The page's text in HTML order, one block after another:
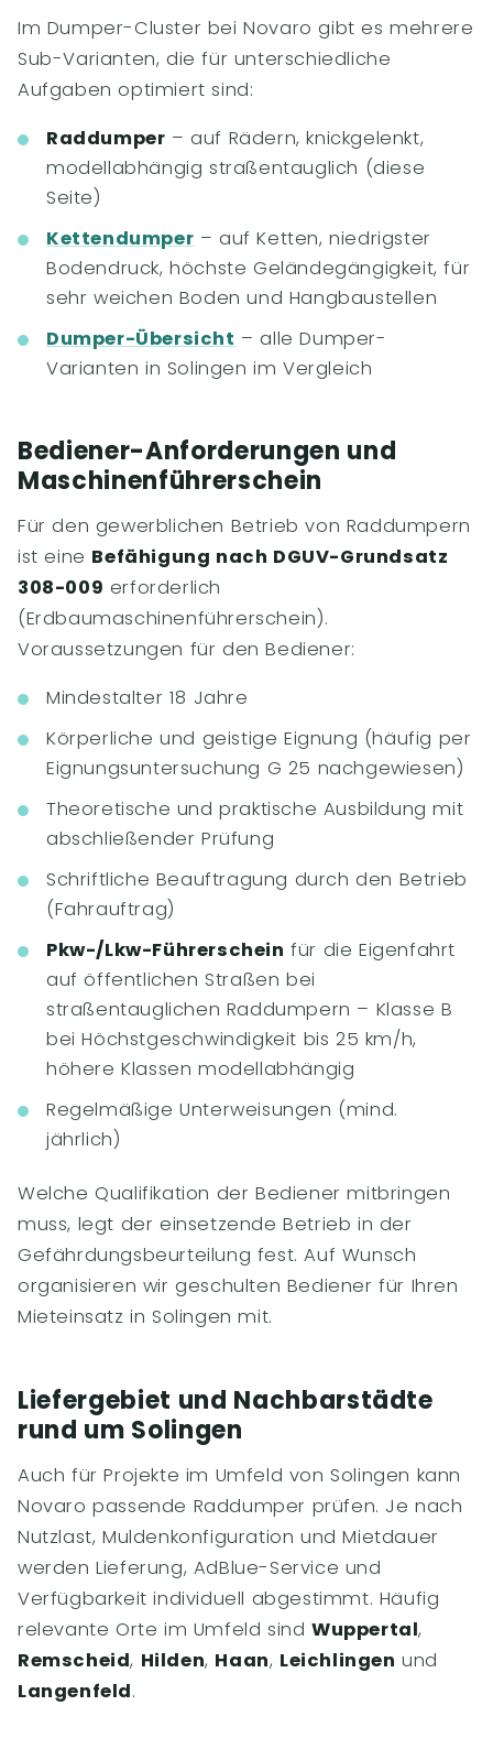
Im Dumper-Cluster bei Novaro gibt es mehrere
Sub-Varianten, die für unterschiedliche
Aufgaben optimiert sind:
Raddumper – auf Rädern, knickgelenkt,
modellabhängig straßentauglich (diese
Seite)
Kettendumper – auf Ketten, niedrigster
Bodendruck, höchste Geländegängigkeit, für
sehr weichen Boden und Hangbaustellen
Dumper-Übersicht – alle Dumper-
Varianten in Solingen im Vergleich
Bediener-Anforderungen und
Maschinenführerschein
Für den gewerblichen Betrieb von Raddumpern
ist eine Befähigung nach DGUV-Grundsatz
308-009 erforderlich
(Erdbaumaschinenführerschein).
Voraussetzungen für den Bediener:
Mindestalter 18 Jahre
Körperliche und geistige Eignung (häufig per
Eignungsuntersuchung G 25 nachgewiesen)
Theoretische und praktische Ausbildung mit
abschließender Prüfung
Schriftliche Beauftragung durch den Betrieb
(Fahrauftrag)
Pkw-/Lkw-Führerschein für die Eigenfahrt
auf öffentlichen Straßen bei
straßentauglichen Raddumpern – Klasse B
bei Höchstgeschwindigkeit bis 25 km/h,
höhere Klassen modellabhängig
Regelmäßige Unterweisungen (mind.
jährlich)
Welche Qualifikation der Bediener mitbringen
muss, legt der einsetzende Betrieb in der
Gefährdungsbeurteilung fest. Auf Wunsch
organisieren wir geschulten Bediener für Ihren
Mieteinsatz in Solingen mit.
Liefergebiet und Nachbarstädte
rund um Solingen
Auch für Projekte im Umfeld von Solingen kann
Novaro passende Raddumper prüfen. Je nach
Nutzlast, Muldenkonfiguration und Mietdauer
werden Lieferung, AdBlue-Service und
Verfügbarkeit individuell abgestimmt. Häufig
relevante Orte im Umfeld sindWuppertal,
Remscheid, Hilden, Haan, Leichlingen und
Langenfeld.